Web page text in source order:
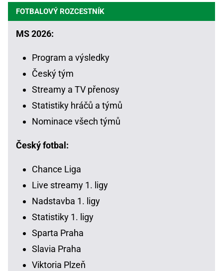
FOTBALOVÝ ROZCESTNÍK
MS 2026:
Program a výsledky
Český tým
Streamy a TV přenosy
Statistiky hráčů a týmů
Nominace všech týmů
Český fotbal:
Chance Liga
Live streamy 1. ligy
Nadstavba 1. ligy
Statistiky 1. ligy
Sparta Praha
Slavia Praha
Viktoria Plzeň